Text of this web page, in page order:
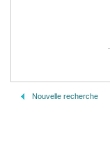
Nouvelle recherche